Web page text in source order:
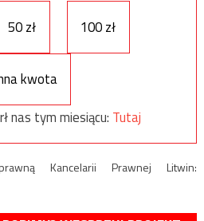
50 zł 100 zł
kwota
nas tym miesiącu: Tutaj
Kancelarii Prawnej Litwin: